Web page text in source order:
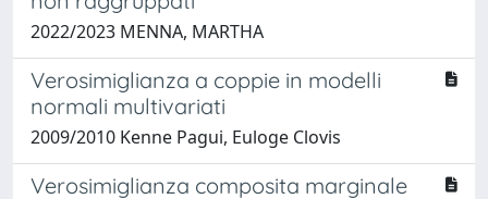
2022/2023 MENNA, MARTHA
Verosimiglianza a coppie in modelli
normali multivariati
2009/2010 Kenne Pagui, Euloge Clovis
Verosimiglianza composita marginale